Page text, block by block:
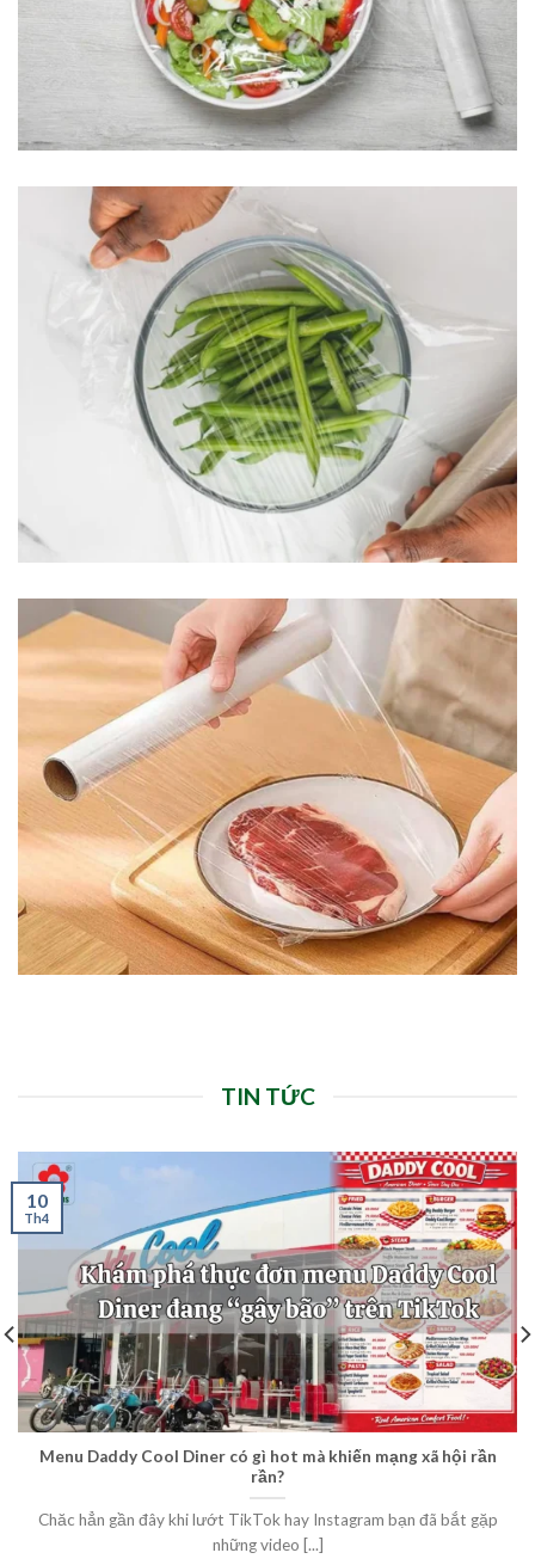
TIN TỨC
Menu Daddy Cool Diner có gì hot mà khiến mạng xã hội rần
rần?
Chăc hẳn gần đây khi lướt TikTok hay Instagram bạn đã bắt gặp
những video [...]
10
Th4